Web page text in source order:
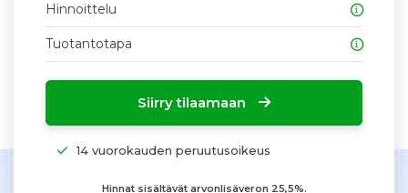
Hinnoittelu
Tuotantotapa
Siirry tilaamaan
14 vuorokauden peruutusoikeus
Hinnat sisältävät arvonlisäveron 25,5%.